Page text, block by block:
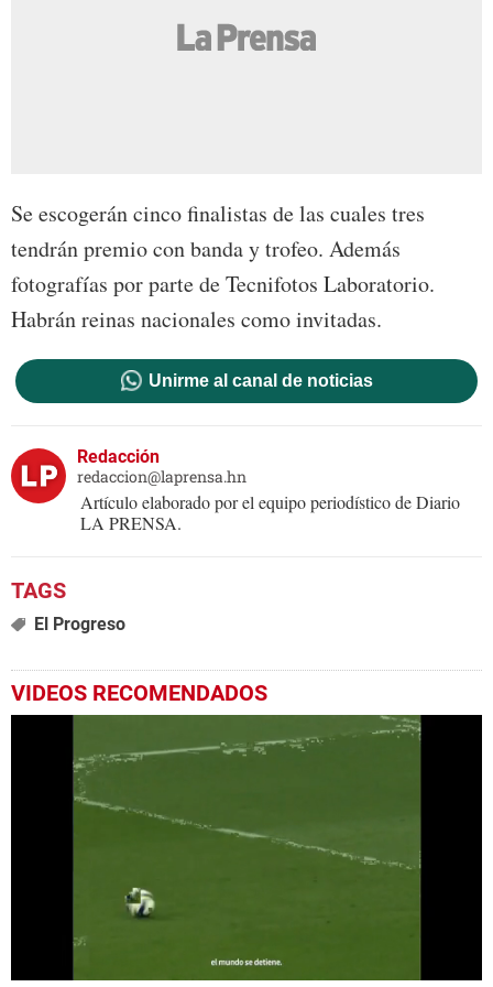
Se escogerán cinco finalistas de las cuales tres
tendrán premio con banda y trofeo. Además
fotografías por parte de Tecnifotos Laboratorio.
Habrán reinas nacionales como invitadas.
Unirme al canal de noticias
Redacción
redaccion@laprensa.hn
Artículo elaborado por el equipo periodístico de Diario
LA PRENSA.
El Progreso
VIDEOS RECOMENDADOS